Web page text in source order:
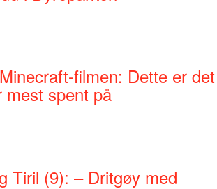
filmen: Dette er det
mest spent på
Tiril (9): – Dritgøy med